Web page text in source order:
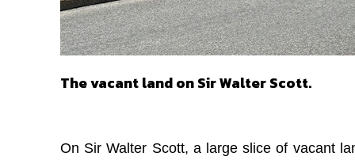
The vacant land on Sir Walter Scott.
On Sir Walter Scott, a large slice of vacant